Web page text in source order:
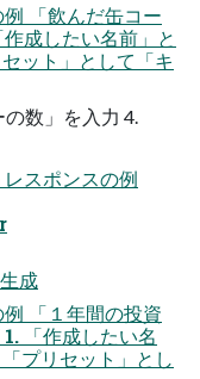
「飲んだ缶コー
成したい名前」と
ット」として「キ
の数」を入力 4.
スポンスの例
成
「１年間の投資
「作成したい名
プリセット」とし